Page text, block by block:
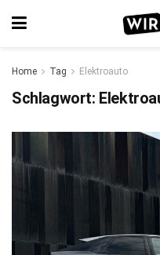
Home Tag Elektroauto
Schlagwort: